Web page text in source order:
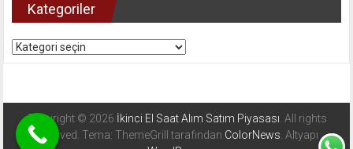
Kategoriler
Kategoriler
Copyright © 2026 İkinci El Saat Alım Satım Piyasası. All rights
reserved. Tema: ThemeGrill tarafından ColorNews. Altyapı